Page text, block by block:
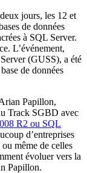
jours, les 12 et
de données
à SQL Server.
L’événement,
(GUSS), a été
de données
Papillon,
Track SGBD avec
R2 ou SQL
d’entreprises
même de celles
évoluer vers la
Papillon.